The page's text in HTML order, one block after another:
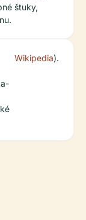
štuky,
Wikipedia).